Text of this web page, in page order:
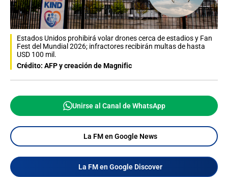
Estados Unidos prohibirá volar drones cerca de estadios y Fan
Fest del Mundial 2026; infractores recibirán multas de hasta
USD 100 mil.
Crédito: AFP y creación de Magnific
Unirse al Canal de WhatsApp
La FM en Google News
La FM en Google Discover